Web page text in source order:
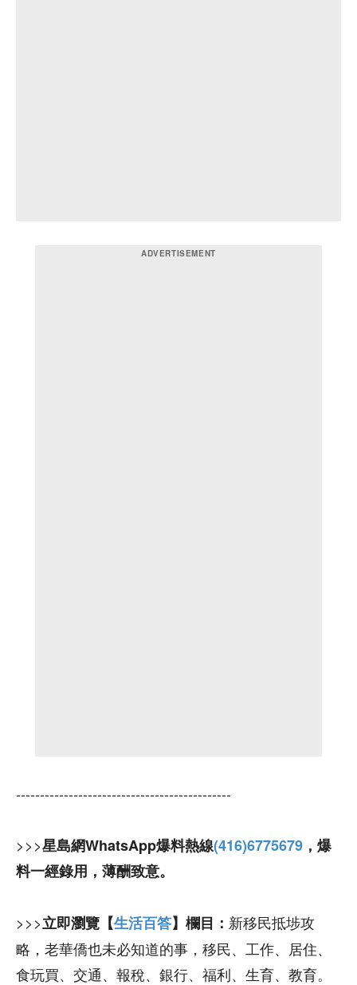
---------------------------------------------
>>>星島網WhatsApp爆料熱線(416)6775679 ，爆
料一經錄用，薄酬致意。
>>>立即瀏覽【生活百答】欄目： 新移民抵埗攻
略，老華僑也未必知道的事，移民、工作、居住、
食玩買、交通、報稅、銀行、福利、生育、教育。